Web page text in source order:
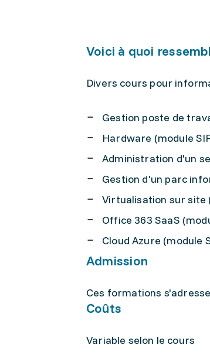
Voici à quoi
Divers cours pour
Gestion poste de
Hardware (module
Administration d'un
Gestion d'un parc
Virtualisation sur site
Office 363 SaaS
Cloud Azure (module
Admission
Ces formations
Coûts
Variable selon le cours